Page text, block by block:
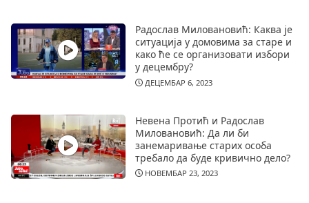
Радослав Миловановић: Каква је
ситуација у домовима за старе и
како ће се организовати избори
у децембру?
ДЕЦЕМБАР 6, 2023
Невена Протић и Радослав
Миловановић: Да ли би
занемаривање старих особа
требало да буде кривично дело?
НОВЕМБАР 23, 2023